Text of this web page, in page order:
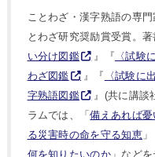
ことわざ・漢字熟語の専
とわざ研究奨励賞受賞。著
い分け図鑑
』『 〈試験
わざ図鑑
』『
〈試験に
字熟語図鑑
』(共に講談
ラムでは、「備えあれば
る災害時の命を守る知恵」
何を知りたいのか」などを